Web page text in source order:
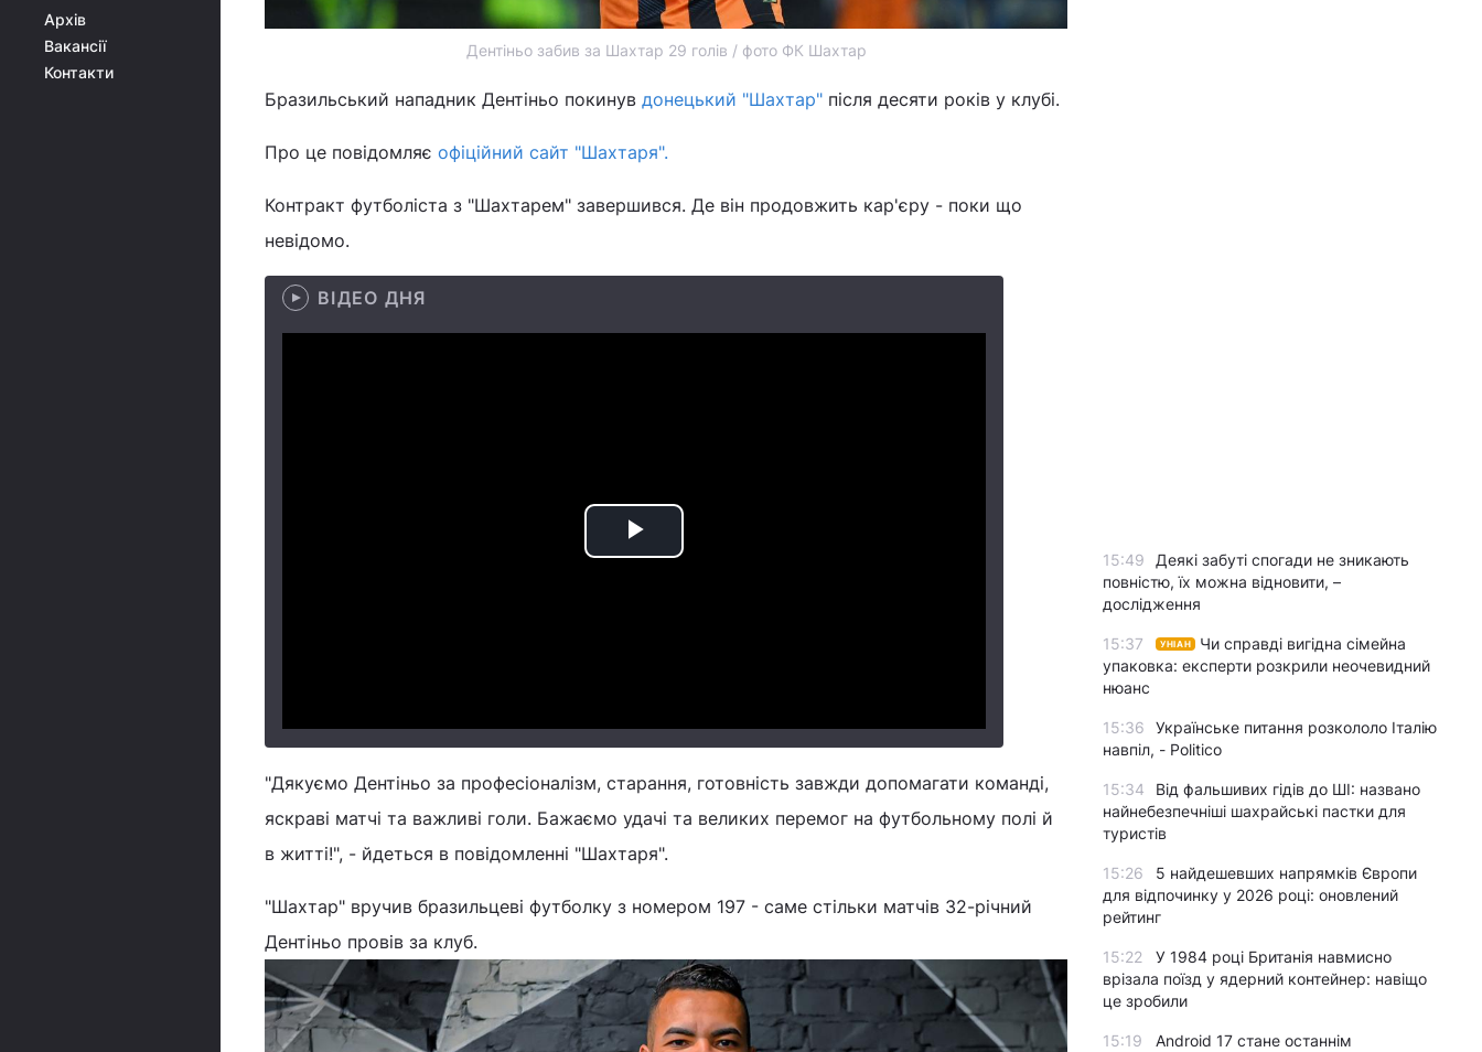
Архів
Вакансії
Контакти
Дентіньо забив за Шахтар 29 голів / фото ФК Шахтар
Бразильський нападник Дентіньо покинув донецький "Шахтар" після десяти років у клубі.
Про це повідомляє офіційний сайт "Шахтаря".
Контракт футболіста з "Шахтарем" завершився. Де він продовжить кар'єру - поки що
невідомо.
ВІДЕО ДНЯ
Play
"Дякуємо Дентіньо за професіоналізм, старання, готовність завжди допомагати команді,
яскраві матчі та важливі голи. Бажаємо удачі та великих перемог на футбольному полі й
в житті!", - йдеться в повідомленні "Шахтаря".
"Шахтар" вручив бразильцеві футболку з номером 197 - саме стільки матчів 32-річний
Дентіньо провів за клуб.
15:49
Деякі забуті спогади не зникають
повністю, їх можна відновити, –
дослідження
15:37 УНІАН
Чи справді вигідна сімейна
упаковка: експерти розкрили неочевидний
нюанс
15:36
Українське питання розкололо Італію
навпіл, - Politico
15:34
Від фальшивих гідів до ШІ: названо
найнебезпечніші шахрайські пастки для
туристів
15:26
5 найдешевших напрямків Європи
для відпочинку у 2026 році: оновлений
рейтинг
15:22
У 1984 році Британія навмисно
врізала поїзд у ядерний контейнер: навіщо
це зробили
15:19
Android 17 стане останнім